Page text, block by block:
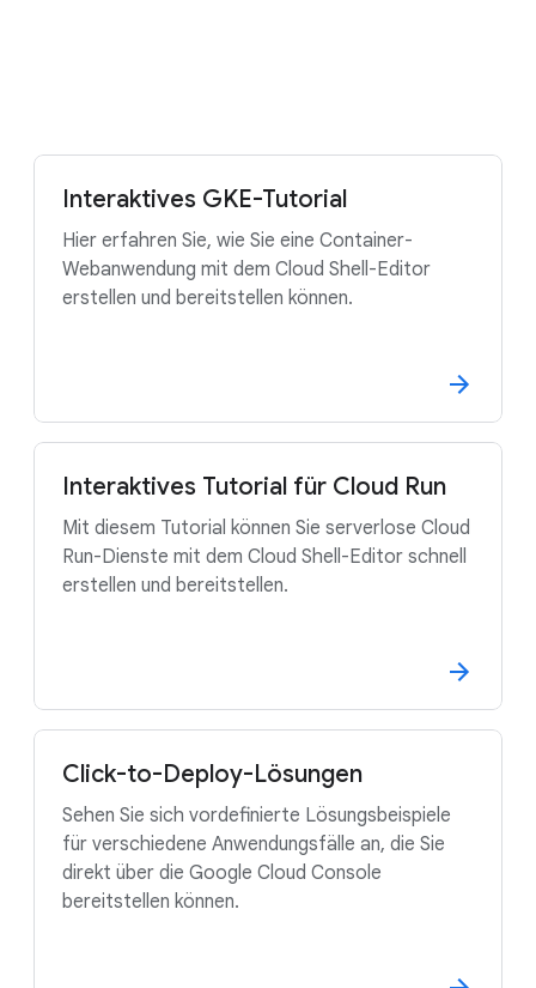
Interaktives GKE-Tutorial
Hier erfahren Sie, wie Sie eine Container-
Webanwendung mit dem Cloud Shell-Editor
erstellen und bereitstellen können.
Interaktives Tutorial für Cloud Run
Mit diesem Tutorial können Sie serverlose Cloud
Run-Dienste mit dem Cloud Shell-Editor schnell
erstellen und bereitstellen.
Click-to-Deploy-Lösungen
Sehen Sie sich vordefinierte Lösungsbeispiele
für verschiedene Anwendungsfälle an, die Sie
direkt über die Google Cloud Console
bereitstellen können.